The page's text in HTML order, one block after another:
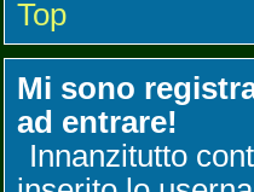
Top
Mi sono
ad entrare!
Innanzitutto